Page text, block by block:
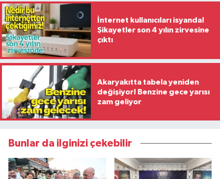
İnternet kullanıcıları isyanda!
Şikayetler son 4 yılın zirvesine
çıktı
Akaryakıtta tabela yeniden
değişiyor! Benzine gece yarısı
zam geliyor
Bunlar da ilginizi çekebilir